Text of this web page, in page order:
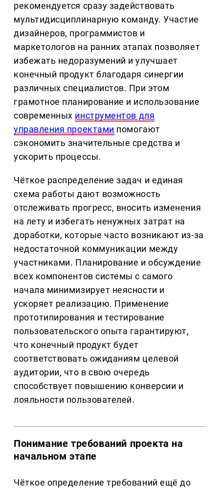
рекомендуется сразу задействовать
мультидисциплинарную команду. Участие
дизайнеров, программистов и
маркетологов на ранних этапах позволяет
избежать недоразумений и улучшает
конечный продукт благодаря синергии
различных специалистов. При этом
грамотное планирование и использование
современных инструментов для
управления проектами помогают
сэкономить значительные средства и
ускорить процессы.
Чёткое распределение задач и единая
схема работы дают возможность
отслеживать прогресс, вносить изменения
на лету и избегать ненужных затрат на
доработки, которые часто возникают из-за
недостаточной коммуникации между
участниками. Планирование и обсуждение
всех компонентов системы с самого
начала минимизирует неясности и
ускоряет реализацию. Применение
прототипирования и тестирование
пользовательского опыта гарантируют,
что конечный продукт будет
соответствовать ожиданиям целевой
аудитории, что в свою очередь
способствует повышению конверсии и
лояльности пользователей.
Понимание требований проекта на
начальном этапе
Чёткое определение требований ещё до